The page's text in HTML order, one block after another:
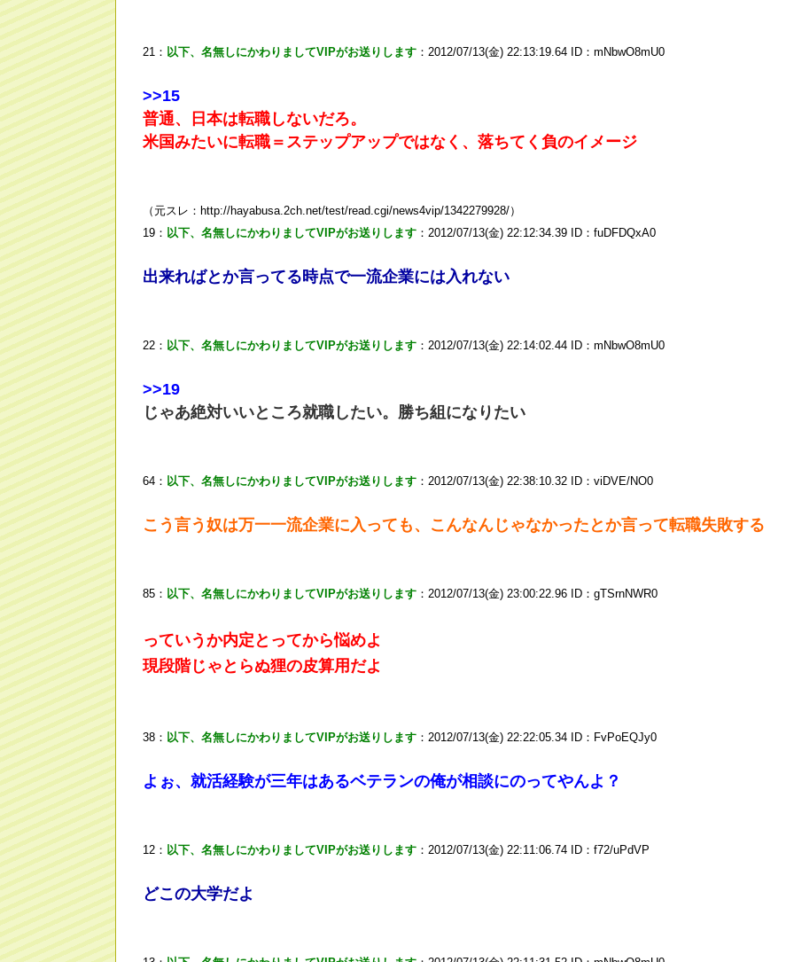
21： 以下、名無しにかわりましてVIPがお送りします ：2012/07/13(金) 22:13:19.64 ID：mNbwO8mU0
>>15
普通、日本は転職しないだろ。
米国みたいに転職＝ステップアップではなく、落ちてく負のイメージ
（元スレ：http://hayabusa.2ch.net/test/read.cgi/news4vip/1342279928/）
19： 以下、名無しにかわりましてVIPがお送りします ：2012/07/13(金) 22:12:34.39 ID：fuDFDQxA0
出来ればとか言ってる時点で一流企業には入れない
22： 以下、名無しにかわりましてVIPがお送りします ：2012/07/13(金) 22:14:02.44 ID：mNbwO8mU0
>>19
じゃあ絶対いいところ就職したい。勝ち組になりたい
64： 以下、名無しにかわりましてVIPがお送りします ：2012/07/13(金) 22:38:10.32 ID：viDVE/NO0
こう言う奴は万一一流企業に入っても、こんなんじゃなかったとか言って転職失敗する
85： 以下、名無しにかわりましてVIPがお送りします ：2012/07/13(金) 23:00:22.96 ID：gTSrnNWR0
っていうか内定とってから悩めよ
現段階じゃとらぬ狸の皮算用だよ
38： 以下、名無しにかわりましてVIPがお送りします ：2012/07/13(金) 22:22:05.34 ID：FvPoEQJy0
よぉ、就活経験が三年はあるベテランの俺が相談にのってやんよ？
12： 以下、名無しにかわりましてVIPがお送りします ：2012/07/13(金) 22:11:06.74 ID：f72/uPdVP
どこの大学だよ